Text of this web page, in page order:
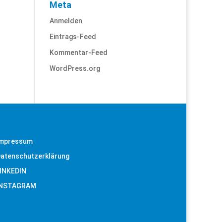
Meta
Anmelden
Eintrags-Feed
Kommentar-Feed
WordPress.org